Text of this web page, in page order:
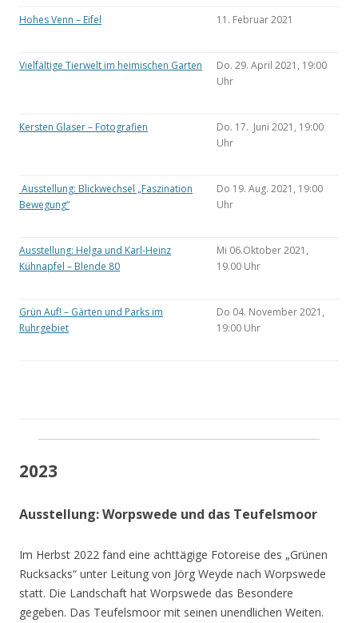
Hohes Venn – Eifel 11. Februar 2021
Vielfältige Tierwelt im heimischen Garten
Do. 29. April 2021, 19:00
Uhr
Kersten Glaser – Fotografien
Do. 17. Juni 2021, 19:00
Uhr
Ausstellung: Blickwechsel „Faszination
Bewegung“
Do 19. Aug. 2021, 19:00
Uhr
Ausstellung: Helga und Karl-Heinz
Kühnapfel – Blende 80
Mi 06.Oktober 2021,
19.00 Uhr
Grün Auf! – Gärten und Parks im
Ruhrgebiet
Do 04. November 2021,
19:00 Uhr
2023
Ausstellung: Worpswede und das Teufelsmoor
Im Herbst 2022 fand eine achttägige Fotoreise des „Grünen
Rucksacks“ unter Leitung von Jörg Weyde nach Worpswede
statt. Die Landschaft hat Worpswede das Besondere
gegeben. Das Teufelsmoor mit seinen unendlichen Weiten.